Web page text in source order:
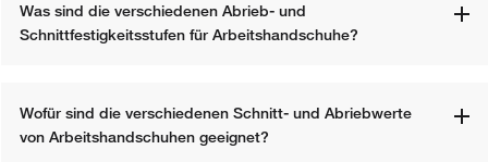
Was sind die verschiedenen Abrieb- und
Schnittfestigkeitsstufen für Arbeitshandschuhe?
Wofür sind die verschiedenen Schnitt- und Abriebwerte
von Arbeitshandschuhen geeignet?